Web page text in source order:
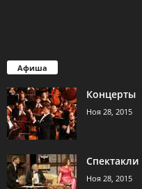
Афиша
Концерты
Ноя 28, 2015
Спектакли
Ноя 28, 2015